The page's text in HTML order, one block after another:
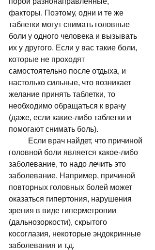
факторы. Поэтому, одни и те же
таблетки могут снимать головные
боли у одного человека и вызывать
их у другого. Если у вас такие боли,
которые не проходят
самостоятельно после отдыха, и
настолько сильные, что возникает
желание принять таблетки, то
необходимо обращаться к врачу
(даже, если какие-либо таблетки и
помогают снимать боль).
головной боли является какое-либо
заболевание, то надо лечить это
заболевание. Например, причиной
повторных головных болей может
оказаться гипертония, нарушения
зрения в виде гиперметропии
(дальнозоркости), скрытого
косоглазия, некоторые эндокринные
заболевания и т.д.